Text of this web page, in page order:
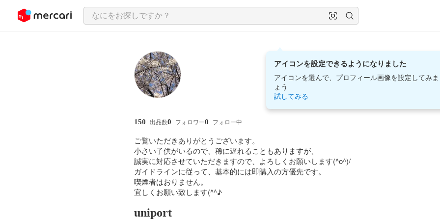
ツにスキップ
アイコンを設定できるようになりました
アイコンを選んで、プロフィール画像を設定してみ
ょう
試してみる
uniport
150 出品数0 フォロワー0 フォロー中
ご覧いただきありがとうございます。
小さい子供がいるので、稀に遅れることもありますが、
誠実に対応させていただきますので、よろしくお願いします(^o^)/
ガイドラインに従って、基本的には即購入の方優先です。
喫煙者はおりません。
宜しくお願い致します(^^♪